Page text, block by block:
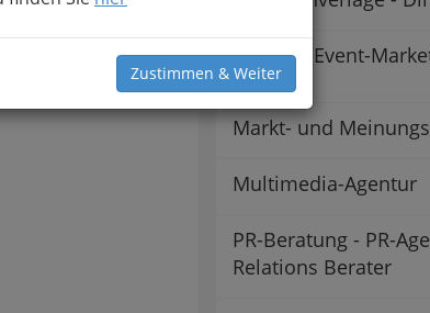
Zustimmen & Weiter
Event-
Markt- und
Multimedia-Agentur
PR-Beratung - PR-
Relations Berater